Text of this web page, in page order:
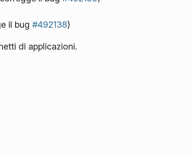
il bug #492138)
di applicazioni.